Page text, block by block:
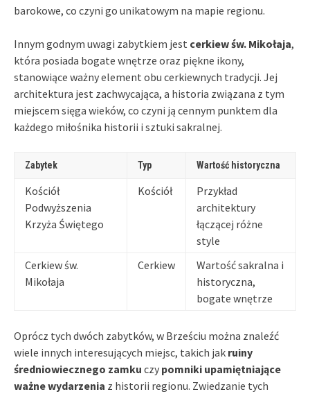
barokowe, co czyni go unikatowym na mapie regionu.
Innym godnym uwagi zabytkiem jest cerkiew św. Mikołaja,
która posiada bogate wnętrze oraz piękne ikony,
stanowiące ważny element obu cerkiewnych tradycji. Jej
architektura jest zachwycająca, a historia związana z tym
miejscem sięga wieków, co czyni ją cennym punktem dla
każdego miłośnika historii i sztuki sakralnej.
Zabytek Typ Wartość historyczna
Kościół
Podwyższenia
Krzyża Świętego
Kościół
Przykład
architektury
łączącej różne
style
Cerkiew św.
Mikołaja
Cerkiew
Wartość sakralna i
historyczna,
bogate wnętrze
Oprócz tych dwóch zabytków, w Brześciu można znaleźć
wiele innych interesujących miejsc, takich jak ruiny
średniowiecznego zamku czy pomniki upamiętniające
ważne wydarzenia z historii regionu. Zwiedzanie tych